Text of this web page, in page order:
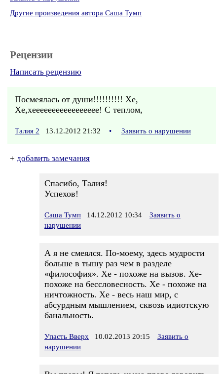
Другие произведения автора Саша Тумп
Рецензии
Написать рецензию
Посмеялась от души!!!!!!!!!! Хе,
Хе,хеееееееееееееееее! С теплом,
Талия 2 13.12.2012 21:32 • Заявить о нарушении
+ добавить замечания
Спасибо, Талия!
Успехов!
Саша Тумп 14.12.2012 10:34
Заявить о
нарушении
А я не смеялся. По-моему, здесь мудрости
больше в тышу раз чем в разделе
«философия». Хе - похоже на вызов. Хе-
похоже на бессловесность. Хе - похоже на
ничтожность. Хе - весь наш мир, с
абсурдным мышлением, сквозь идиотскую
банальность.
Упасть Вверх 10.02.2013 20:15
Заявить о
нарушении